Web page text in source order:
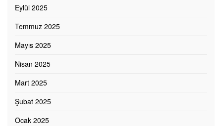
Eylül 2025
Temmuz 2025
Mayıs 2025
Nisan 2025
Mart 2025
Şubat 2025
Ocak 2025